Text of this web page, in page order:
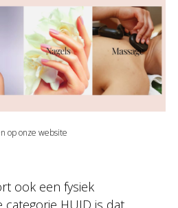
op onze website
ook een fysiek
categorie HUID is dat